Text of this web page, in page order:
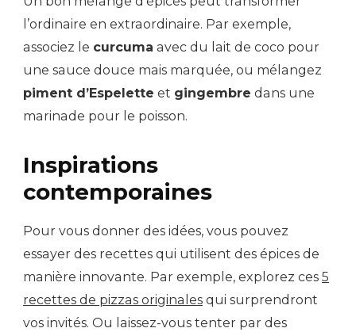
l’ordinaire en extraordinaire. Par exemple,
associez le curcuma avec du lait de coco pour
une sauce douce mais marquée, ou mélangez
piment d’Espelette et gingembre dans une
marinade pour le poisson.
Inspirations
contemporaines
Pour vous donner des idées, vous pouvez
essayer des recettes qui utilisent des épices de
manière innovante. Par exemple, explorez ces 5
recettes de pizzas originales qui surprendront
vos invités. Ou laissez-vous tenter par des